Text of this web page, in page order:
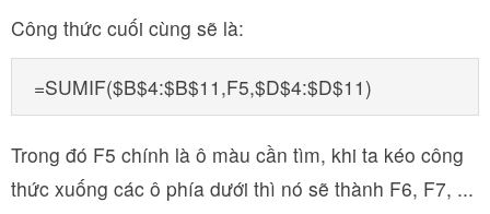
Công thức cuối cùng sẽ là:
=SUMIF($B$4:$B$11,F5,$D$4:$D$11)
Trong đó F5 chính là ô màu cần tìm, khi ta kéo công
thức xuống các ô phía dưới thì nó sẽ thành F6, F7, ...